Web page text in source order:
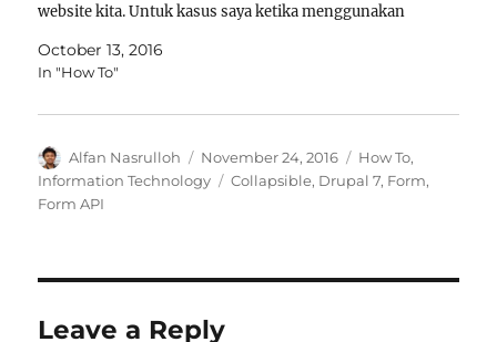
website kita. Untuk kasus saya ketika menggunakan
bagian header website dan menampilkan hasilnya di
halaman…
October 13, 2016
In "How To"
Author
Alfan Nasrulloh
Posted
on
November 24, 2016 Categories
How To,
Information Technology
Tags
Collapsible, Drupal 7, Form,
Form API
Leave a Reply